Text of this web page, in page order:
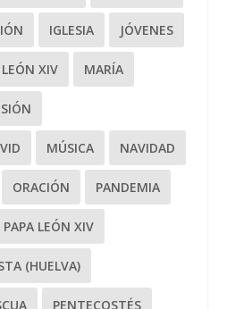
IGLESIA JÓVENES
LEÓN XIV MARÍA
MÚSICA NAVIDAD
ORACIÓN PANDEMIA
PAPA LEÓN XIV
(HUELVA)
PENTECOSTÉS